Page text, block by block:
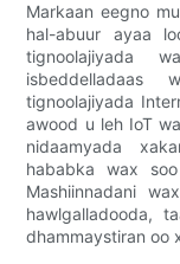
Markaan eegno
hal-abuur ayaa
tignoolajiyada
tignoolajiyada
awood u leh IoT
nidaamyada
hababka wax
Mashiinnadani
hawlgalladooda,
dhammaystiran oo